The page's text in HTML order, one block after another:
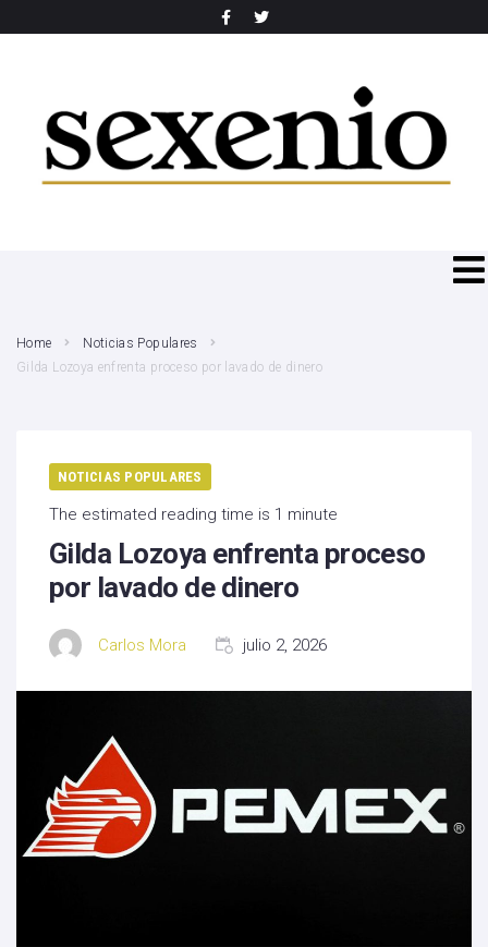
Home
Noticias Populares
Gilda Lozoya enfrenta proceso por lavado de dinero
NOTICIAS POPULARES
The estimated reading time is 1 minute
Gilda Lozoya enfrenta proceso
por lavado de dinero
Carlos Mora julio 2, 2026
SEARCH THIS WEBSITE